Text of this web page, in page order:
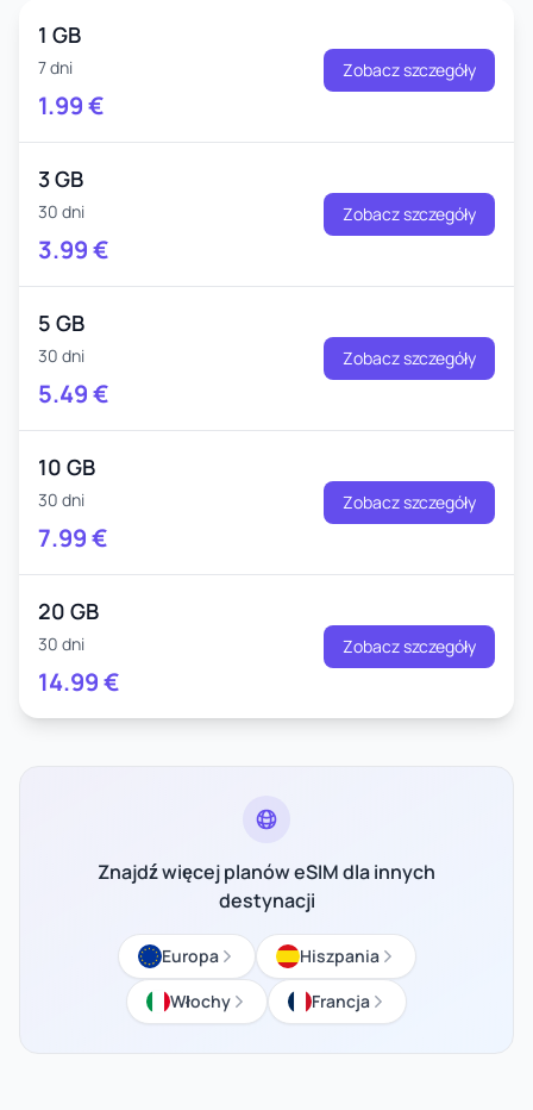
1 GB
7 dni
1.99€
Zobacz szczegóły
3 GB
30 dni
3.99€
Zobacz szczegóły
5 GB
30 dni
5.49€
Zobacz szczegóły
10 GB
30 dni
7.99€
Zobacz szczegóły
20 GB
30 dni
14.99€
Zobacz szczegóły
Znajdź więcej planów eSIM dla innych
destynacji
Europa
Hiszpania
Włochy
Francja